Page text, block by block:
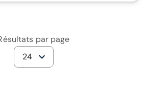
par page
24